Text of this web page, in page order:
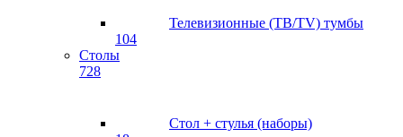
Телевизионные (ТВ/TV) тумбы
104
Столы
728
Стол + стулья (наборы)